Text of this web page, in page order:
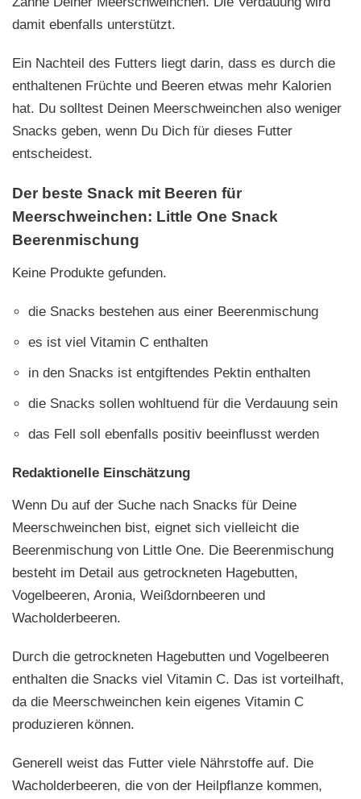
damit ebenfalls unterstützt.
Ein Nachteil des Futters liegt darin, dass es durch die
enthaltenen Früchte und Beeren etwas mehr Kalorien
hat. Du solltest Deinen Meerschweinchen also weniger
Snacks geben, wenn Du Dich für dieses Futter
entscheidest.
Der beste Snack mit Beeren für
Meerschweinchen: Little One Snack
Beerenmischung
Keine Produkte gefunden.
die Snacks bestehen aus einer Beerenmischung
es ist viel Vitamin C enthalten
in den Snacks ist entgiftendes Pektin enthalten
die Snacks sollen wohltuend für die Verdauung sein
das Fell soll ebenfalls positiv beeinflusst werden
Redaktionelle Einschätzung
Wenn Du auf der Suche nach Snacks für Deine
Meerschweinchen bist, eignet sich vielleicht die
Beerenmischung von Little One. Die Beerenmischung
besteht im Detail aus getrockneten Hagebutten,
Vogelbeeren, Aronia, Weißdornbeeren und
Wacholderbeeren.
Durch die getrockneten Hagebutten und Vogelbeeren
enthalten die Snacks viel Vitamin C. Das ist vorteilhaft,
da die Meerschweinchen kein eigenes Vitamin C
produzieren können.
Generell weist das Futter viele Nährstoffe auf. Die
Wacholderbeeren, die von der Heilpflanze kommen,